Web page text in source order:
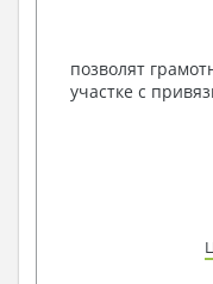
позволят
участке с